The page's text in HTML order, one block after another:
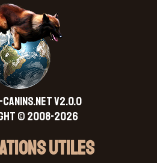
V2.0.0
© 2008-2026
Utiles